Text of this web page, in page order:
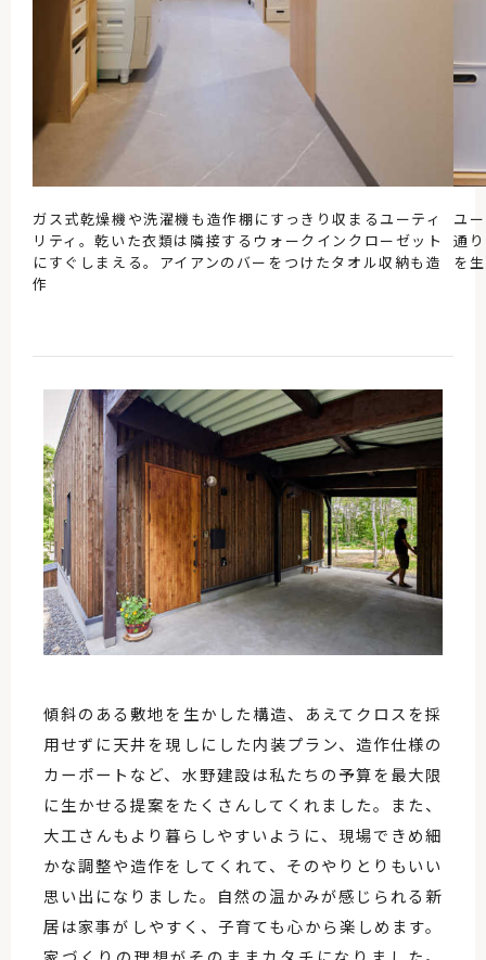
ガス式乾燥機や洗濯機も造作棚にすっきり収まるユーティ
リティ。乾いた衣類は隣接するウォークインクローゼット
にすぐしまえる。アイアンのバーをつけたタオル収納も造
作
ユ
通
を
傾斜のある敷地を生かした構造、あえてクロスを採
用せずに天井を現しにした内装プラン、造作仕様の
カーポートなど、水野建設は私たちの予算を最大限
に生かせる提案をたくさんしてくれました。また、
大工さんもより暮らしやすいように、現場できめ細
かな調整や造作をしてくれて、そのやりとりもいい
思い出になりました。自然の温かみが感じられる新
居は家事がしやすく、子育ても心から楽しめます。